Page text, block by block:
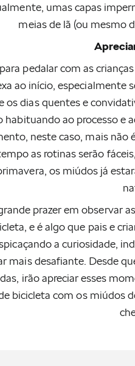
umas capas
meias de lã (ou mesmo
pedalar com as
ao início, especialmente
os dias quentes e
habituando ao processo e
neste caso, mais não
as rotinas serão
os miúdos já
prazer em observar
e é algo que pais e
a curiosidade,
mais desafiante. Desde
irão apreciar esses
bicicleta com os miúdos